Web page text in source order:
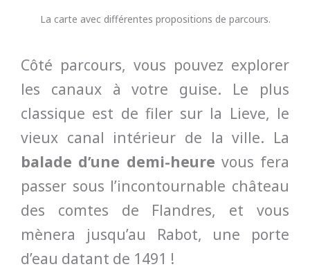
La carte avec différentes propositions de parcours.
Côté parcours, vous pouvez explorer
les canaux à votre guise. Le plus
classique est de filer sur la Lieve, le
vieux canal intérieur de la ville. La
balade d’une demi-heure vous fera
passer sous l’incontournable château
des comtes de Flandres, et vous
mènera jusqu’au Rabot, une porte
d’eau datant de 1491 !